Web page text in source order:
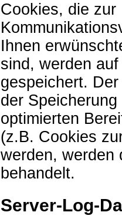
Cookies, die zur
Ihnen
sind, werden
gespeichert.
der
optimierten
(z.B. Cookies
werden, werden
behandelt.
Server-Log-